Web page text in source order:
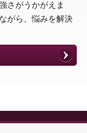
さがうかがえま
がら、悩みを解決